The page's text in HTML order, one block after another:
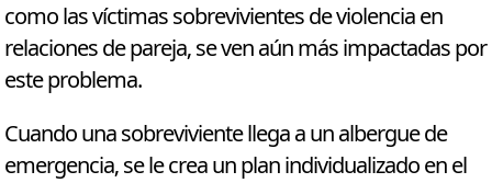
como las víctimas sobrevivientes de violencia en
relaciones de pareja, se ven aún más impactadas por
este problema.
Cuando una sobreviviente llega a un albergue de
emergencia, se le crea un plan individualizado en el